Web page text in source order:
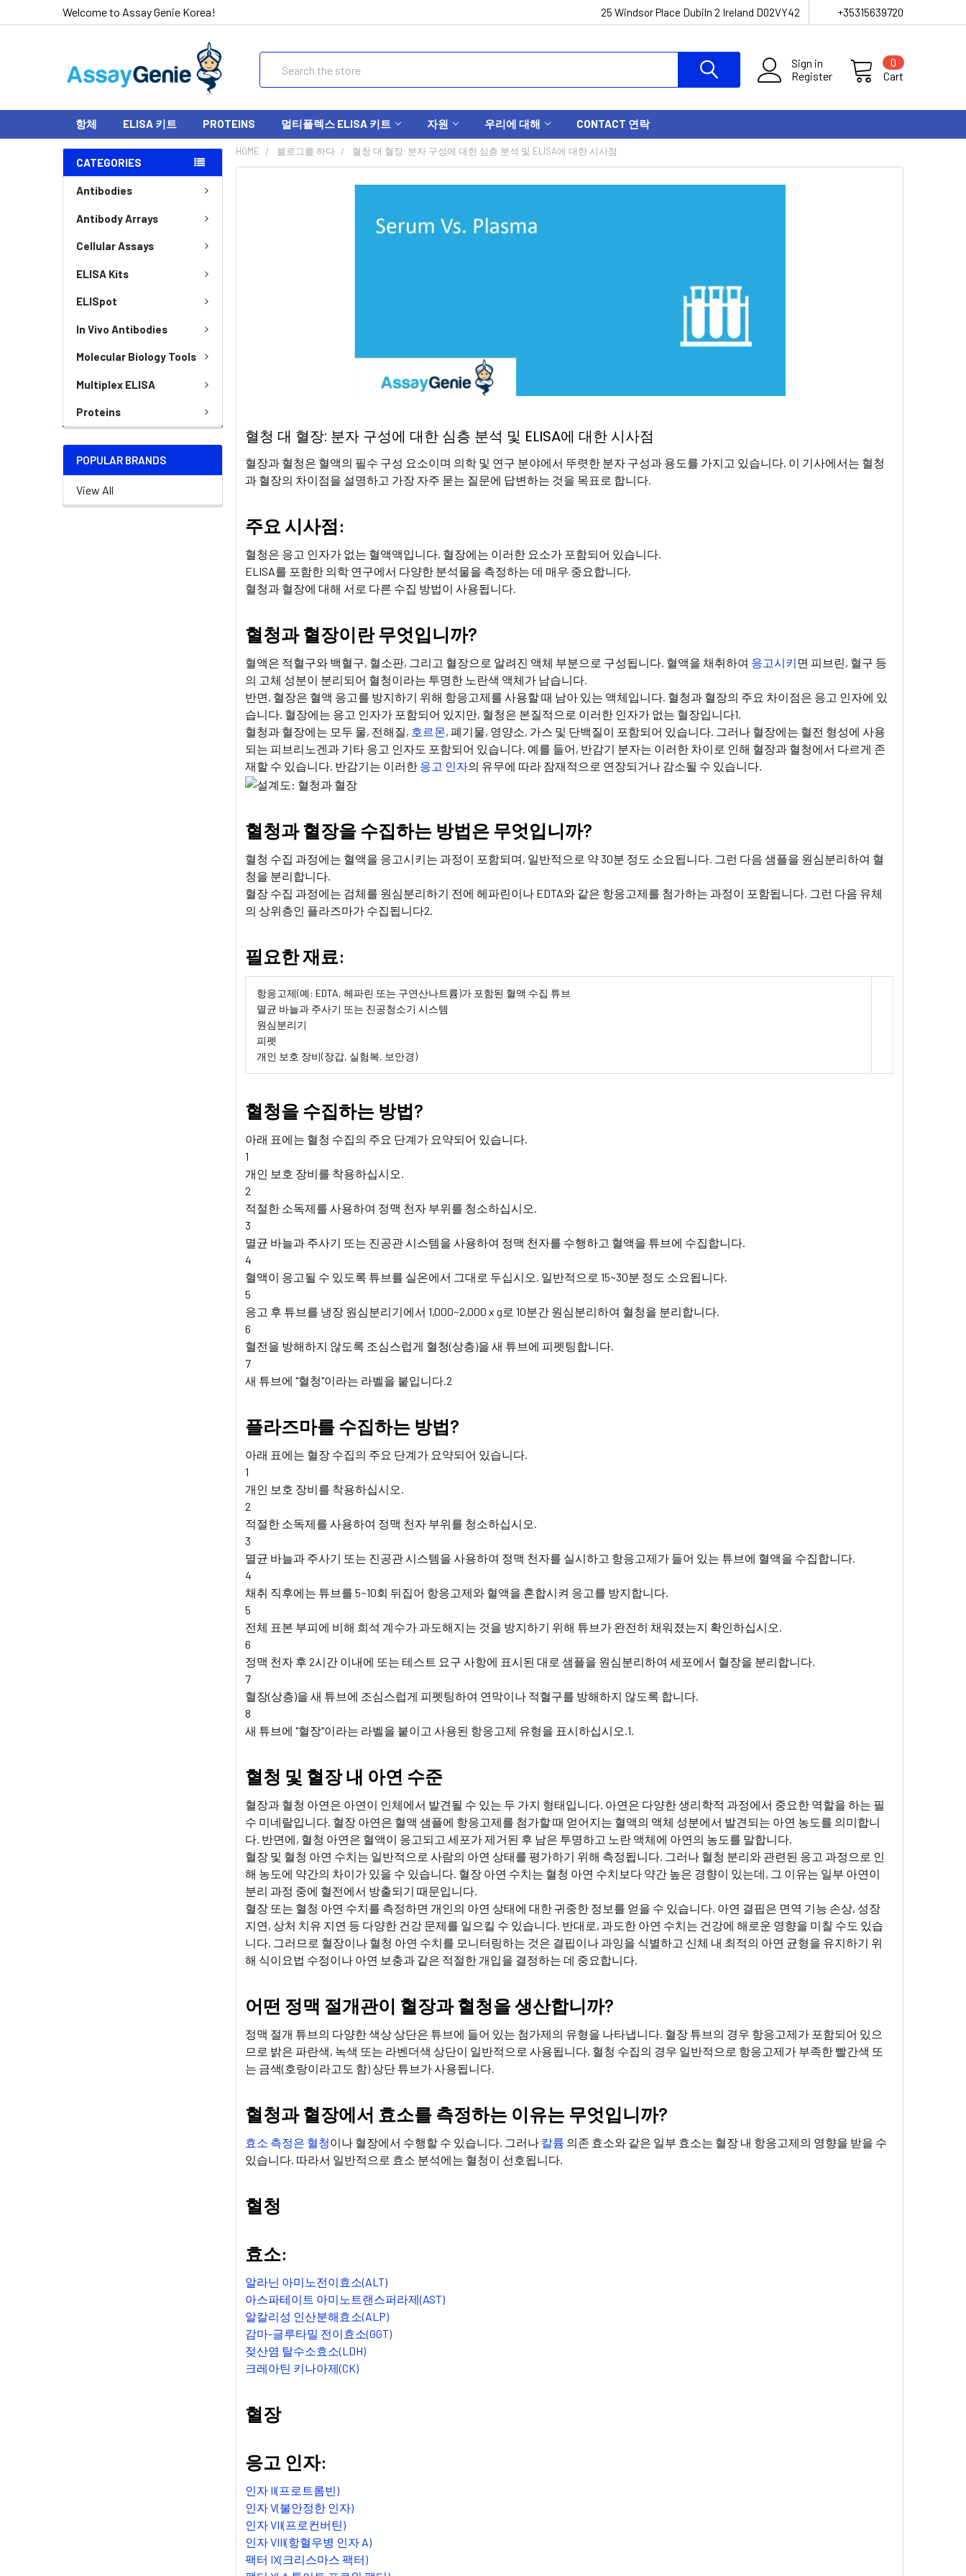
Welcome to Assay Genie Korea! 25 Windsor Place Dubiln 2 Ireland D02VY42 +35315639720
Sign in
Register
Cart
0
항체 ELISA 키트 PROTEINS 멀티플렉스 ELISA 키트 자원 우리에 대해 CONTACT 연락
CATEGORIES
Antibodies
Antibody Arrays
Cellular Assays
ELISA Kits
ELISpot
In Vivo Antibodies
Molecular Biology Tools
Multiplex ELISA
Proteins
POPULAR BRANDS
View All
HOME 블로그를 하다 혈청 대 혈장: 분자 구성에 대한 심층 분석 및 ELISA에 대한 시사점
혈청 대 혈장: 분자 구성에 대한 심층 분석 및 ELISA에 대한 시사점
혈장과 혈청은 혈액의 필수 구성 요소이며 의학 및 연구 분야에서 뚜렷한 분자 구성과 용도를 가지고 있습니다. 이 기사에서는 혈청
과 혈장의 차이점을 설명하고 가장 자주 묻는 질문에 답변하는 것을 목표로 합니다.
주요 시사점:
혈청은 응고 인자가 없는 혈액액입니다. 혈장에는 이러한 요소가 포함되어 있습니다.
ELISA를 포함한 의학 연구에서 다양한 분석물을 측정하는 데 매우 중요합니다.
혈청과 혈장에 대해 서로 다른 수집 방법이 사용됩니다.
혈청과 혈장이란 무엇입니까?
혈액은 적혈구와 백혈구, 혈소판, 그리고 혈장으로 알려진 액체 부분으로 구성됩니다. 혈액을 채취하여 응고시키 면 피브린, 혈구 등
의 고체 성분이 분리되어 혈청이라는 투명한 노란색 액체가 남습니다.
반면, 혈장은 혈액 응고를 방지하기 위해 항응고제를 사용할 때 남아 있는 액체입니다. 혈청과 혈장의 주요 차이점은 응고 인자에 있
습니다. 혈장에는 응고 인자가 포함되어 있지만, 혈청은 본질적으로 이러한 인자가 없는 혈장입니다1.
혈청과 혈장에는 모두 물, 전해질, 호르몬, 폐기물, 영양소, 가스 및 단백질이 포함되어 있습니다. 그러나 혈장에는 혈전 형성에 사용
되는 피브리노겐과 기타 응고 인자도 포함되어 있습니다. 예를 들어, 반감기 분자는 이러한 차이로 인해 혈장과 혈청에서 다르게 존
재할 수 있습니다. 반감기는 이러한 응고 인자의 유무에 따라 잠재적으로 연장되거나 감소될 수 있습니다.
혈청과 혈장을 수집하는 방법은 무엇입니까?
혈청 수집 과정에는 혈액을 응고시키는 과정이 포함되며, 일반적으로 약 30분 정도 소요됩니다. 그런 다음 샘플을 원심분리하여 혈
청을 분리합니다.
혈장 수집 과정에는 검체를 원심분리하기 전에 헤파린이나 EDTA와 같은 항응고제를 첨가하는 과정이 포함됩니다. 그런 다음 유체
의 상위층인 플라즈마가 수집됩니다2.
필요한 재료:
항응고제(예: EDTA, 헤파린 또는 구연산나트륨)가 포함된 혈액 수집 튜브
멸균 바늘과 주사기 또는 진공청소기 시스템
원심분리기
피펫
개인 보호 장비(장갑, 실험복, 보안경)
혈청을 수집하는 방법?
아래 표에는 혈청 수집의 주요 단계가 요약되어 있습니다.
1
개인 보호 장비를 착용하십시오.
2
적절한 소독제를 사용하여 정맥 천자 부위를 청소하십시오.
3
멸균 바늘과 주사기 또는 진공관 시스템을 사용하여 정맥 천자를 수행하고 혈액을 튜브에 수집합니다.
4
혈액이 응고될 수 있도록 튜브를 실온에서 그대로 두십시오. 일반적으로 15~30분 정도 소요됩니다.
5
응고 후 튜브를 냉장 원심분리기에서 1,000~2,000 x g로 10분간 원심분리하여 혈청을 분리합니다.
6
혈전을 방해하지 않도록 조심스럽게 혈청(상층)을 새 튜브에 피펫팅합니다.
7
새 튜브에 "혈청"이라는 라벨을 붙입니다.​2
플라즈마를 수집하는 방법?
아래 표에는 혈장 수집의 주요 단계가 요약되어 있습니다.
1
개인 보호 장비를 착용하십시오.
2
적절한 소독제를 사용하여 정맥 천자 부위를 청소하십시오.
3
멸균 바늘과 주사기 또는 진공관 시스템을 사용하여 정맥 천자를 실시하고 항응고제가 들어 있는 튜브에 혈액을 수집합니다.
4
채취 직후에는 튜브를 5~10회 뒤집어 항응고제와 혈액을 혼합시켜 응고를 방지합니다.
5
전체 표본 부피에 비해 희석 계수가 과도해지는 것을 방지하기 위해 튜브가 완전히 채워졌는지 확인하십시오.
6
정맥 천자 후 2시간 이내에 또는 테스트 요구 사항에 표시된 대로 샘플을 원심분리하여 세포에서 혈장을 분리합니다.
7
혈장(상층)을 새 튜브에 조심스럽게 피펫팅하여 연막이나 적혈구를 방해하지 않도록 합니다.
8
새 튜브에 "혈장"이라는 라벨을 붙이고 사용된 항응고제 유형을 표시하십시오.1​.
혈청 및 혈장 내 아연 수준
혈장과 혈청 아연은 아연이 인체에서 발견될 수 있는 두 가지 형태입니다. 아연은 다양한 생리학적 과정에서 중요한 역할을 하는 필
수 미네랄입니다. 혈장 아연은 혈액 샘플에 항응고제를 첨가할 때 얻어지는 혈액의 액체 성분에서 발견되는 아연 농도를 의미합니
다. 반면에, 혈청 아연은 혈액이 응고되고 세포가 제거된 후 남은 투명하고 노란 액체에 아연의 농도를 말합니다.
혈장 및 혈청 아연 수치는 일반적으로 사람의 아연 상태를 평가하기 위해 측정됩니다. 그러나 혈청 분리와 관련된 응고 과정으로 인
해 농도에 약간의 차이가 있을 수 있습니다. 혈장 아연 수치는 혈청 아연 수치보다 약간 높은 경향이 있는데, 그 이유는 일부 아연이
분리 과정 중에 혈전에서 방출되기 때문입니다.
혈장 또는 혈청 아연 수치를 측정하면 개인의 아연 상태에 대한 귀중한 정보를 얻을 수 있습니다. 아연 결핍은 면역 기능 손상, 성장
지연, 상처 치유 지연 등 다양한 건강 문제를 일으킬 수 있습니다. 반대로, 과도한 아연 수치는 건강에 해로운 영향을 미칠 수도 있습
니다. 그러므로 혈장이나 혈청 아연 수치를 모니터링하는 것은 결핍이나 과잉을 식별하고 신체 내 최적의 아연 균형을 유지하기 위
해 식이요법 수정이나 아연 보충과 같은 적절한 개입을 결정하는 데 중요합니다.
어떤 정맥 절개관이 혈장과 혈청을 생산합니까?
정맥 절개 튜브의 다양한 색상 상단은 튜브에 들어 있는 첨가제의 유형을 나타냅니다. 혈장 튜브의 경우 항응고제가 포함되어 있으
므로 밝은 파란색, 녹색 또는 라벤더색 상단이 일반적으로 사용됩니다. 혈청 수집의 경우 일반적으로 항응고제가 부족한 빨간색 또
는 금색(호랑이라고도 함) 상단 튜브가 사용됩니다.
혈청과 혈장에서 효소를 측정하는 이유는 무엇입니까?
효소 측정은 혈청이나 혈장에서 수행할 수 있습니다. 그러나 칼륨 의존 효소와 같은 일부 효소는 혈장 내 항응고제의 영향을 받을 수
있습니다. 따라서 일반적으로 효소 분석에는 혈청이 선호됩니다.
혈청
효소:
알라닌 아미노전이효소(ALT)
아스파테이트 아미노트랜스퍼라제(AST)
알칼리성 인산분해효소(ALP)
감마-글루타밀 전이효소(GGT)
젖산염 탈수소효소(LDH)
크레아틴 키나아제(CK)
혈장
응고 인자:
인자 II(프로트롬빈)
인자 V(불안정한 인자)
인자 VII(프로컨버틴)
인자 VIII(항혈우병 인자 A)
팩터 IX(크리스마스 팩터)